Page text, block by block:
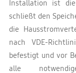
Installation ist
schließt den
die
nach VDE-
befestigt und vor
alle